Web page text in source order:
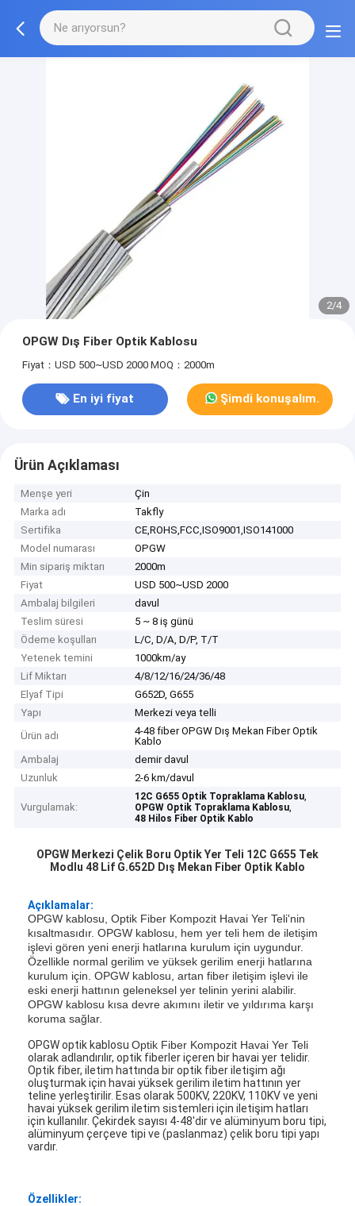
2/4
OPGW Dış Fiber Optik Kablosu
Fiyat：USD 500~USD 2000 MOQ：2000m
En iyi fiyat Şimdi konuşalım.
Ürün Açıklaması
Menşe yeri
Çin
Marka adı
Takfly
Sertifika
CE,ROHS,FCC,ISO9001,ISO141000
Model numarası
OPGW
Min sipariş miktarı
2000m
Fiyat
USD 500~USD 2000
Ambalaj bilgileri
davul
Teslim süresi
5 ~ 8 iş günü
Ödeme koşulları
L/C, D/A, D/P, T/T
Yetenek temini
1000km/ay
Lif Miktarı
4/8/12/16/24/36/48
Elyaf Tipi
G652D, G655
Yapı
Merkezi veya telli
Ürün adı
4-48 fiber OPGW Dış Mekan Fiber Optik
Kablo
Ambalaj
demir davul
Uzunluk
2-6 km/davul
Vurgulamak:
12C G655 Optik Topraklama Kablosu,
OPGW Optik Topraklama Kablosu,
48 Hilos Fiber Optik Kablo
OPGW Merkezi Çelik Boru Optik Yer Teli 12C G655 Tek
Modlu 48 Lif G.652D Dış Mekan Fiber Optik Kablo
Açıklamalar:
OPGW kablosu, Optik Fiber Kompozit Havai Yer Teli'nin
kısaltmasıdır. OPGW kablosu, hem yer teli hem de iletişim
işlevi gören yeni enerji hatlarına kurulum için uygundur.
Özellikle normal gerilim ve yüksek gerilim enerji hatlarına
kurulum için. OPGW kablosu, artan fiber iletişim işlevi ile
eski enerji hattının geleneksel yer telinin yerini alabilir.
OPGW kablosu kısa devre akımını iletir ve yıldırıma karşı
koruma sağlar.
OPGW optik kablosuOptik Fiber Kompozit Havai Yer Teli
olarak adlandırılır, optik fiberler içeren bir havai yer telidir.
Optik fiber, iletim hattında bir optik fiber iletişim ağı
oluşturmak için havai yüksek gerilim iletim hattının yer
teline yerleştirilir. Esas olarak 500KV, 220KV, 110KV ve yeni
havai yüksek gerilim iletim sistemleri için iletişim hatları
için kullanılır. Çekirdek sayısı 4-48'dir ve alüminyum boru tipi,
alüminyum çerçeve tipi ve (paslanmaz) çelik boru tipi yapı
vardır.
Özellikler: